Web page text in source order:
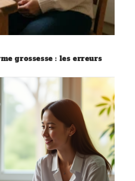
grossesse : les erreurs